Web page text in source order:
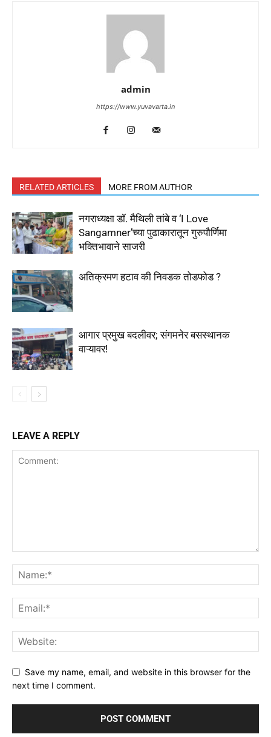
admin
https://www.yuvavarta.in
RELATED ARTICLES MORE FROM AUTHOR
नगराध्यक्षा डॉ. मैथिली तांबे व ‘I Love
Sangamner’च्या पुढाकारातून गुरुपौर्णिमा
भक्तिभावाने साजरी
अतिक्रमण हटाव की निवडक तोडफोड ?
आगार प्रमुख बदलीवर; संगमनेर बसस्थानक
वाऱ्यावर!
LEAVE A REPLY
Save my name, email, and website in this browser for the
next time I comment.